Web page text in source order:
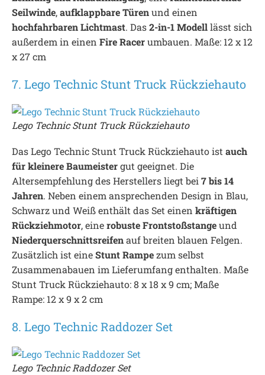
Seilwinde,aufklappbare Türenund einen
hochfahrbaren Lichtmast. Das2-in-1 Modelllässt sich
außerdem in einen Fire Racerumbauen. Maße: 12 x 12
x 27 cm
7. Lego Technic Stunt Truck Rückziehauto
Lego Technic Stunt Truck Rückziehauto
Das Lego Technic Stunt Truck Rückziehauto ist auch
für kleinere Baumeistergut geeignet. Die
Altersempfehlung des Herstellers liegt bei 7 bis 14
Jahren. Neben einem ansprechenden Design in Blau,
Schwarz und Weiß enthält das Set einen kräftigen
Rückziehmotor, einerobuste Frontstoßstangeund
Niederquerschnittsreifenauf breiten blauen Felgen.
Zusätzlich ist eineStunt Rampezum selbst
Zusammenabauen im Lieferumfang enthalten. Maße
Stunt Truck Rückziehauto: 8 x 18 x 9 cm; Maße
Rampe: 12 x 9 x 2 cm
8. Lego Technic Raddozer Set
Lego Technic Raddozer Set